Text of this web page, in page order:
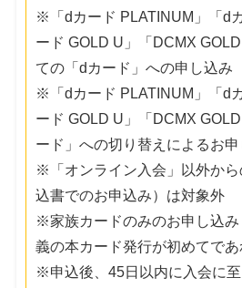
※「dカード PLATINUM」「d
ード GOLD U」「DCMX
ての「dカード」への申し込み
※「dカード PLATINUM」「d
ード GOLD U」「DCMX
ード」への切り替えによるお申
※「オンライン入会」以外から
込書でのお申込み）は対象外
※家族カードのみのお申し込み
義の本カード発行が初めてであ
※申込後、45日以内に入会に